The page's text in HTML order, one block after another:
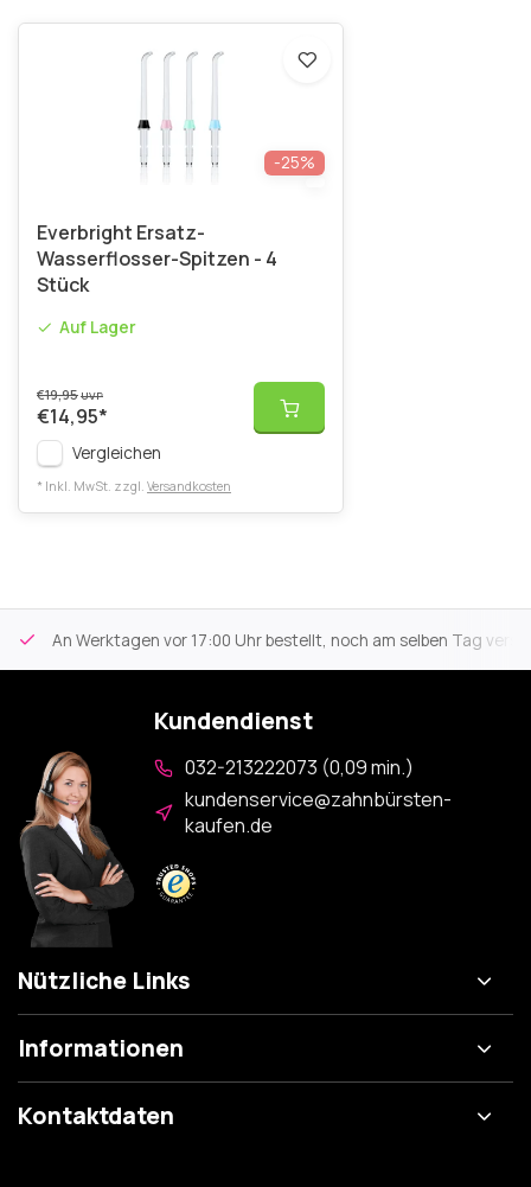
-25%
Everbright Ersatz-
Wasserflosser-Spitzen - 4
Stück
Auf Lager
€19,95UVP
€14,95*
Vergleichen
* Inkl. MwSt. zzgl. Versandkosten
An Werktagen vor 17:00 Uhr bestellt, noch am selben Tag
Kundendienst
032-213222073 (0,09 min.)
kundenservice@zahnbürsten-
kaufen.de
Nützliche Links
Informationen
Kontaktdaten